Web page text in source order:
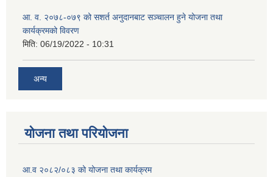
आ. व. २०७८-०७९ को सशर्त अनुदानबाट सञ्चालन हुने योजना तथा
कार्यक्रमको विवरण
मिति: 06/19/2022 - 10:31
अन्य
योजना तथा परियोजना
आ.व २०८२/०८३ को योजना तथा कार्यक्रम